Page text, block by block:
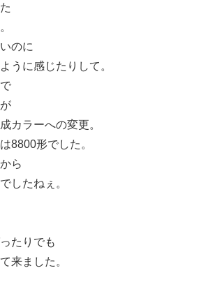
のに
うに感じたりして。
カラーへの変更。
8800形でした。
ら
したねぇ。
たりでも
来ました。